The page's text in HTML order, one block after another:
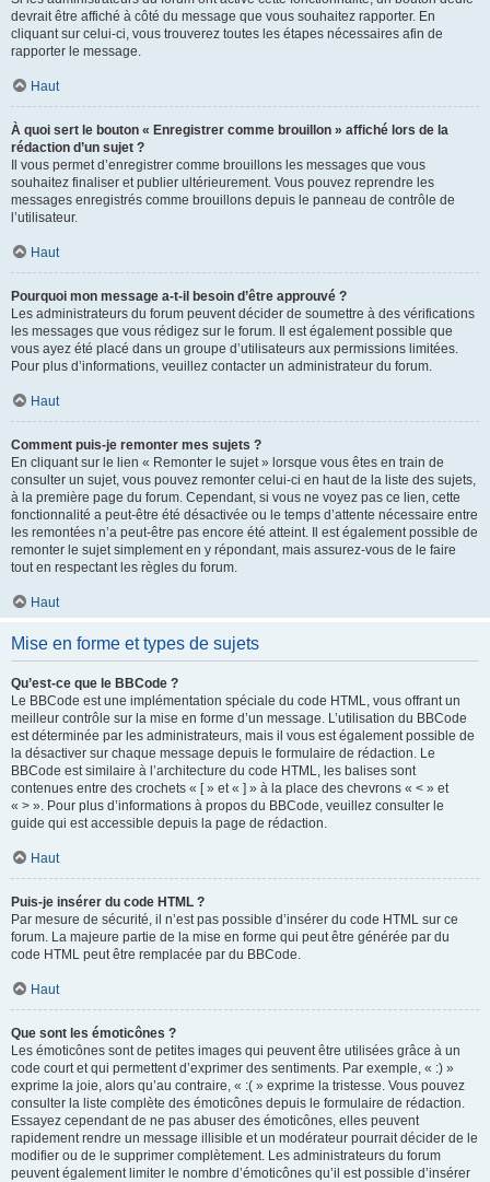
devrait être affiché à côté du message que vous souhaitez rapporter. En
cliquant sur celui-ci, vous trouverez toutes les étapes nécessaires afin de
rapporter le message.
Haut
À quoi sert le bouton « Enregistrer comme brouillon » affiché lors de la
rédaction d’un sujet ?
Il vous permet d’enregistrer comme brouillons les messages que vous
souhaitez finaliser et publier ultérieurement. Vous pouvez reprendre les
messages enregistrés comme brouillons depuis le panneau de contrôle de
l’utilisateur.
Haut
Pourquoi mon message a-t-il besoin d’être approuvé ?
Les administrateurs du forum peuvent décider de soumettre à des vérifications
les messages que vous rédigez sur le forum. Il est également possible que
vous ayez été placé dans un groupe d’utilisateurs aux permissions limitées.
Pour plus d’informations, veuillez contacter un administrateur du forum.
Haut
Comment puis-je remonter mes sujets ?
En cliquant sur le lien « Remonter le sujet » lorsque vous êtes en train de
consulter un sujet, vous pouvez remonter celui-ci en haut de la liste des sujets,
à la première page du forum. Cependant, si vous ne voyez pas ce lien, cette
fonctionnalité a peut-être été désactivée ou le temps d’attente nécessaire entre
les remontées n’a peut-être pas encore été atteint. Il est également possible de
remonter le sujet simplement en y répondant, mais assurez-vous de le faire
tout en respectant les règles du forum.
Haut
Mise en forme et types de sujets
Qu’est-ce que le BBCode ?
Le BBCode est une implémentation spéciale du code HTML, vous offrant un
meilleur contrôle sur la mise en forme d’un message. L’utilisation du BBCode
est déterminée par les administrateurs, mais il vous est également possible de
la désactiver sur chaque message depuis le formulaire de rédaction. Le
BBCode est similaire à l’architecture du code HTML, les balises sont
contenues entre des crochets « [ » et « ] » à la place des chevrons « < » et
« > ». Pour plus d’informations à propos du BBCode, veuillez consulter le
guide qui est accessible depuis la page de rédaction.
Haut
Puis-je insérer du code HTML ?
Par mesure de sécurité, il n’est pas possible d’insérer du code HTML sur ce
forum. La majeure partie de la mise en forme qui peut être générée par du
code HTML peut être remplacée par du BBCode.
Haut
Que sont les émoticônes ?
Les émoticônes sont de petites images qui peuvent être utilisées grâce à un
code court et qui permettent d’exprimer des sentiments. Par exemple, « :) »
exprime la joie, alors qu’au contraire, « :( » exprime la tristesse. Vous pouvez
consulter la liste complète des émoticônes depuis le formulaire de rédaction.
Essayez cependant de ne pas abuser des émoticônes, elles peuvent
rapidement rendre un message illisible et un modérateur pourrait décider de le
modifier ou de le supprimer complètement. Les administrateurs du forum
peuvent également limiter le nombre d’émoticônes qu’il est possible d’insérer